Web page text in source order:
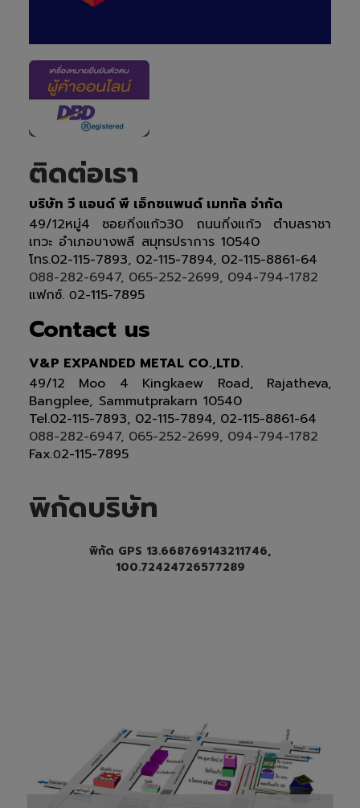
ติดต่อเรา
บริษัท วี แอนด์ พี เอ็กซแพนด์ เมททัล จำกัด
49/12หมู่4 ซอยกิ่งแก้ว30 ถนนกิ่งแก้ว ตำบลราชา
เทวะ อำเภอบางพลี สมุทรปราการ 10540
โทร.02-115-7893, 02-115-7894, 02-115-8861-64
088-282-6947, 065-252-2699, 094-794-1782
แฟกซ์. 02-115-7895
Contact us
V&P EXPANDED METAL CO.,LTD.
49/12 Moo 4 Kingkaew Road, Rajatheva,
Bangplee, Sammutprakarn 10540
Tel.02-115-7893, 02-115-7894, 02-115-8861-64
088-282-6947, 065-252-2699, 094-794-1782
Fax.02-115-7895
พิกัดบริษัท
พิกัด GPS 13.668769143211746,
100.72424726577289